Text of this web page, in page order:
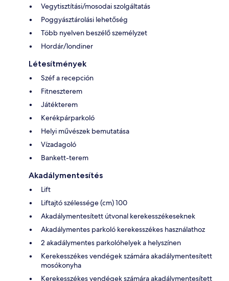
Vegytisztítási/mosodai szolgáltatás
Poggyásztárolási lehetőség
Több nyelven beszélő személyzet
Hordár/londiner
Létesítmények
Széf a recepción
Fitneszterem
Játékterem
Kerékpárparkoló
Helyi művészek bemutatása
Vízadagoló
Bankett-terem
Akadálymentesítés
Lift
Liftajtó szélessége (cm) 100
Akadálymentesített útvonal kerekesszékeseknek
Akadálymentes parkoló kerekesszékes használathoz
2 akadálymentes parkolóhelyek a helyszínen
Kerekesszékes vendégek számára akadálymentesített
mosókonyha
Kerekesszékes vendégek számára akadálymentesített